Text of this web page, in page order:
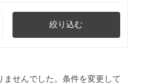
絞り込む
せんでした。条件を変更して